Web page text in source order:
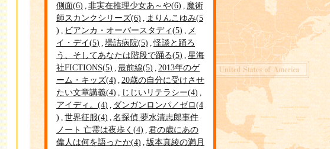
側面 6 非実在推理少女あ～や 6
魔術
師スカンクシリーズ 6 まりんこゆみ 5
ビアンカ・オーバースタディ 5
メ
イ・デイ 5 壜詰病院 5
怪談と踊ろ
う、そしてあなたは階段で踊る 5
星海
社FICTIONS 5 最前線 5
2013年のゲ
ーム・キッズ 4
20歳の自分に受けさせ
たい文章講義 4 じじいリテラシー 4
アイディ。
4 ダンガンロンパ／ゼロ 4
世界征服 4
名探偵 夢水清志郎事件
ノート 亡霊は夜歩く
4
君の歳にあの
偉人は何を語ったか 4
坂本真綾の満月